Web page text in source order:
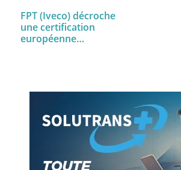
FPT (Iveco) décroche
une certification
européenne…